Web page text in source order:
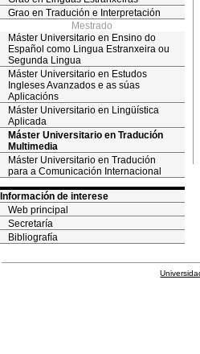
Grao en Tradución e Interpretación
Mestrado
Máster Universitario en Ensino do
Español como Lingua Estranxeira ou
Segunda Lingua
Máster Universitario en Estudos
Ingleses Avanzados e as súas
Aplicacións
Máster Universitario en Lingüística
Aplicada
Máster Universitario en Tradución
Multimedia
Máster Universitario en Tradución
para a Comunicación Internacional
Información de interese
Web principal
Secretaría
Bibliografía